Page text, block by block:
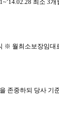
최소 3
※ 월최소보장임대
존중하되 당사 기